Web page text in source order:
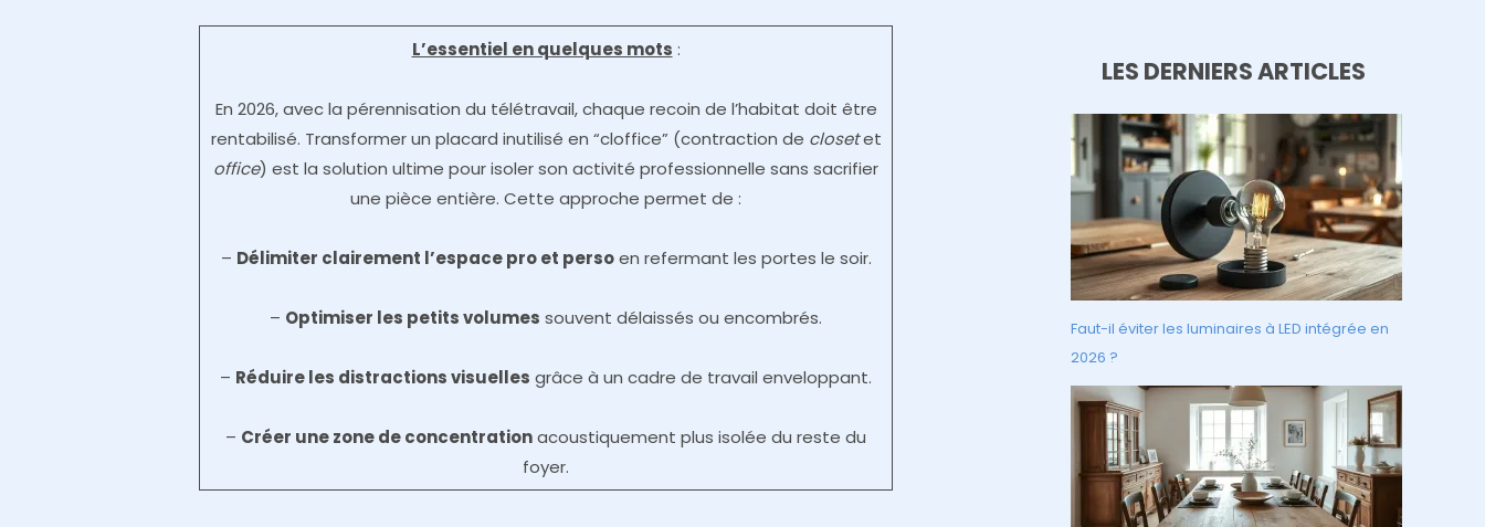
L’essentiel en quelques mots :
En 2026, avec la pérennisation du télétravail, chaque recoin de l’habitat doit être
rentabilisé. Transformer un placard inutilisé en “cloffice” (contraction de closetet
office) est la solution ultime pour isoler son activité professionnelle sans sacrifier
une pièce entière. Cette approche permet de :
– Délimiter clairement l’espace pro et persoen refermant les portes le soir.
– Optimiser les petits volumes souvent délaissés ou encombrés.
– Réduire les distractions visuelles grâce à un cadre de travail enveloppant.
– Créer une zone de concentrationacoustiquement plus isolée du reste du
foyer.
LES DERNIERS ARTICLES
Faut-il éviter les luminaires à LED intégrée en
2026 ?